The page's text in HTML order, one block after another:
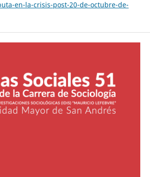
en-la-crisis-post-20-de-octubre-de-